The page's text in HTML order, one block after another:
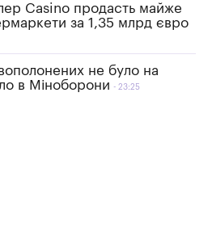
Casino продасть майже
за 1,35 млрд євро
не було на
в Міноборони
23:25